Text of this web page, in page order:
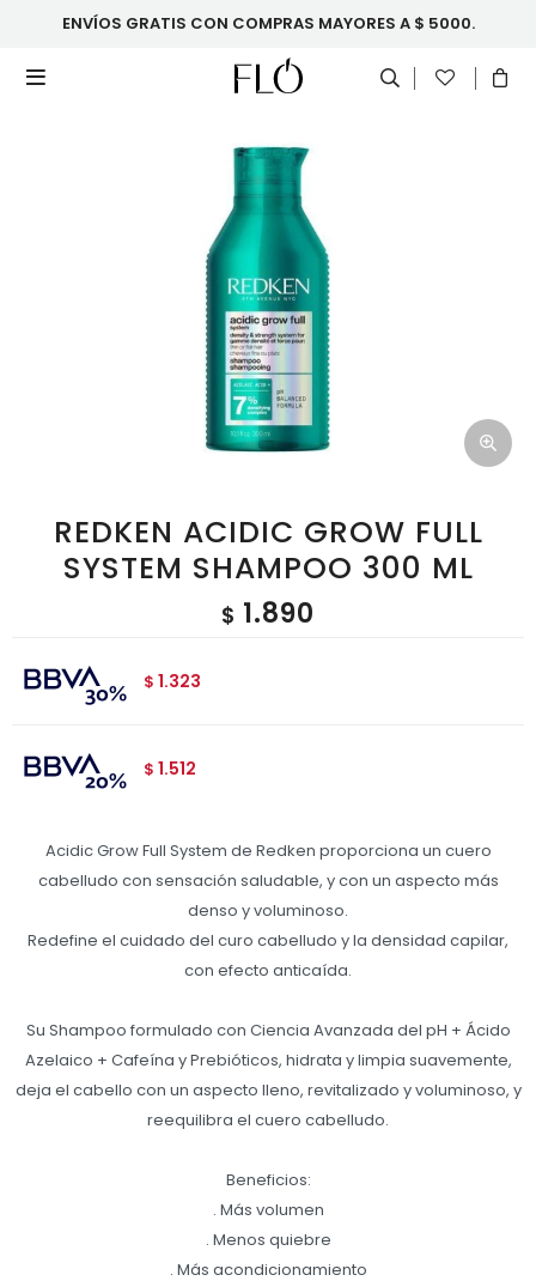
ENVÍOS GRATIS CON COMPRAS MAYORES A $ 5000.

REDKEN ACIDIC GROW FULL
SYSTEM SHAMPOO 300 ML
$ 1.890
$ 1.323
$ 1.512
Acidic Grow Full System de Redken proporciona un cuero
cabelludo con sensación saludable, y con un aspecto más
denso y voluminoso.
Redefine el cuidado del curo cabelludo y la densidad capilar,
con efecto anticaída.
Su Shampoo formulado con Ciencia Avanzada del pH + Ácido
Azelaico + Cafeína y Prebióticos, hidrata y limpia suavemente,
deja el cabello con un aspecto lleno, revitalizado y voluminoso, y
reequilibra el cuero cabelludo.
Beneficios:
. Más volumen
. Menos quiebre
. Más acondicionamiento